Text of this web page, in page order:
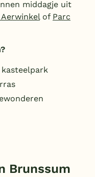
middagje uit
of Parc
Brunssum